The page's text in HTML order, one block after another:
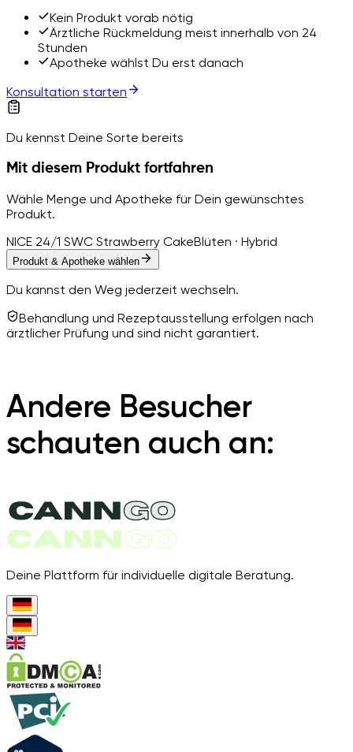
Kein Produkt vorab nötig
Ärztliche Rückmeldung meist innerhalb von 24
Stunden
Apotheke wählst Du erst danach
Konsultation starten
Du kennst Deine Sorte bereits
Mit diesem Produkt fortfahren
Wähle Menge und Apotheke für Dein gewünschtes
Produkt.
NICE 24/1 SWC Strawberry CakeBlüten · Hybrid
Produkt & Apotheke wählen
Du kannst den Weg jederzeit wechseln.
Behandlung und Rezeptausstellung erfolgen nach
ärztlicher Prüfung und sind nicht garantiert.
Andere Besucher
schauten auch an:
Deine Plattform für individuelle digitale Beratung.